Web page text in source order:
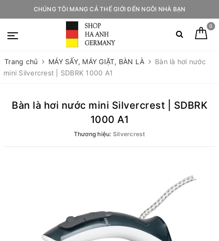
CHÚNG TÔI MANG CẢ THẾ GIỚI ĐẾN NGÔI NHÀ BẠN
0
Trang chủ MÁY SẤY, MÁY GIẶT, BÀN LÀ
Bàn là hơi nước
mini Silvercrest | SDBRK 1000 A1
Bàn là hơi nước mini Silvercrest | SDBRK
1000 A1
Thương hiệu: Silvercrest